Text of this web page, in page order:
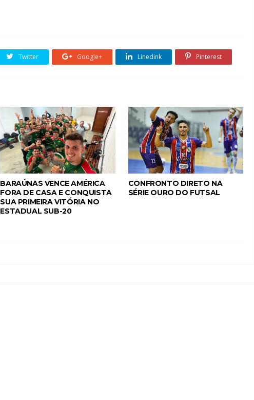
Twitter Google+ Linedink Pinterest
BARAÚNAS VENCE AMÉRICA
FORA DE CASA E CONQUISTA
SUA PRIMEIRA VITÓRIA NO
ESTADUAL SUB-20
CONFRONTO DIRETO NA
SÉRIE OURO DO FUTSAL